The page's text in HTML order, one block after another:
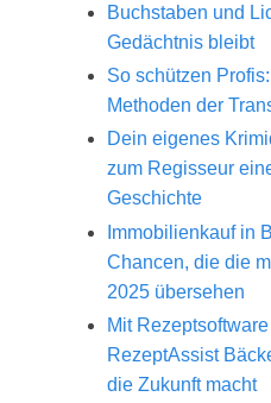
Buchstaben und
Gedächtnis bleibt
So schützen
Methoden der
Dein eigenes
zum Regisseur
Geschichte
Immobilienkauf in
Chancen, die die
2025 übersehen
Mit
RezeptAssist
die Zukunft macht